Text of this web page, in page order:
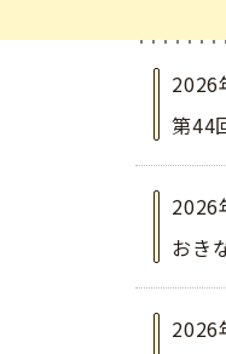
2026
第44
2026
おき
2026